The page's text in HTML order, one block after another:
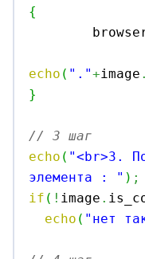
{
echo ( "."+image .
}
// 3 шаг
echo ( "<br>3.
элемента : " ) ;
if ( ! image .
echo ( "нет